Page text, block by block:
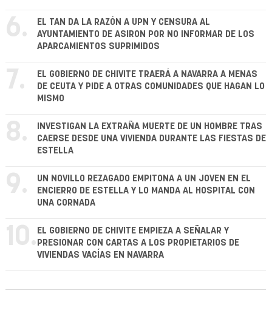
6.
EL TAN DA LA RAZÓN A UPN Y CENSURA AL
AYUNTAMIENTO DE ASIRON POR NO INFORMAR DE LOS
APARCAMIENTOS SUPRIMIDOS
7.
EL GOBIERNO DE CHIVITE TRAERÁ A NAVARRA A MENAS
DE CEUTA Y PIDE A OTRAS COMUNIDADES QUE HAGAN LO
MISMO
8.
INVESTIGAN LA EXTRAÑA MUERTE DE UN HOMBRE TRAS
CAERSE DESDE UNA VIVIENDA DURANTE LAS FIESTAS DE
ESTELLA
9.
UN NOVILLO REZAGADO EMPITONA A UN JOVEN EN EL
ENCIERRO DE ESTELLA Y LO MANDA AL HOSPITAL CON
UNA CORNADA
10. EL GOBIERNO DE CHIVITE EMPIEZA A SEÑALAR Y
PRESIONAR CON CARTAS A LOS PROPIETARIOS DE
VIVIENDAS VACÍAS EN NAVARRA